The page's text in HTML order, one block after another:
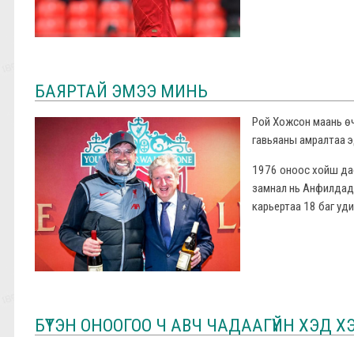
БАЯРТАЙ ЭМЭЭ МИНЬ
Рой Хожсон маань
гавьяаны амралтаа
1976 оноос хойш
замнал нь
карьертаа 18 баг
БҮТЭН ОНООГОО Ч АВЧ ЧАДААГҮЙН ХЭД